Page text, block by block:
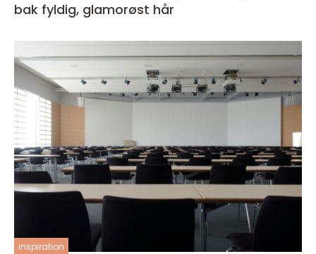
bak fyldig, glamorøst hår
inspiration